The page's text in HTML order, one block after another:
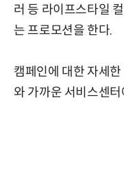
러 등 라이프스타일
는 프로모션을 한다.
캠페인에 대한 자세
와 가까운 서비스센